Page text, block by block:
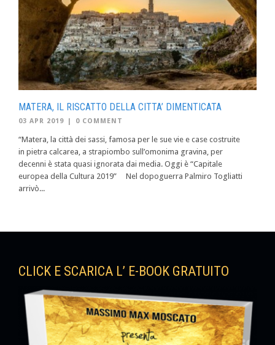
MATERA, IL RISCATTO DELLA CITTA’ DIMENTICATA
03 APR 2019 | 0 COMMENT
“Matera, la città dei sassi, famosa per le sue vie e case costruite
in pietra calcarea, a strapiombo sull’omonima gravina, per
decenni è stata quasi ignorata dai media. Oggi è “Capitale
europea della Cultura 2019” Nel dopoguerra Palmiro Togliatti
arrivò...
CLICK E SCARICA L’ E-BOOK GRATUITO